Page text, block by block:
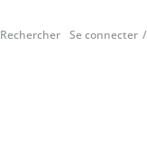
Rechercher Se connecter